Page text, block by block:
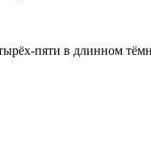
пяти в длинном